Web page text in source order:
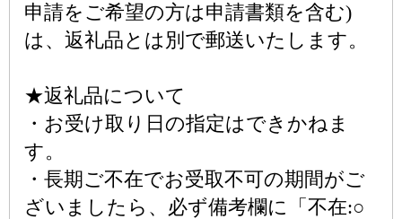
申請をご希望の方は申請書類を含む)
は、返礼品とは別で郵送いたします。
★返礼品について
・お受け取り日の指定はできかねま
す。
・長期ご不在でお受取不可の期間がご
ざいましたら、必ず備考欄に「不在:○